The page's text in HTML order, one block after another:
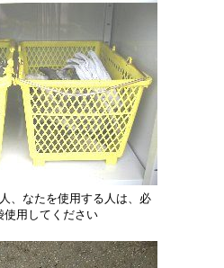
、なたを使用する人は、必
使用してください